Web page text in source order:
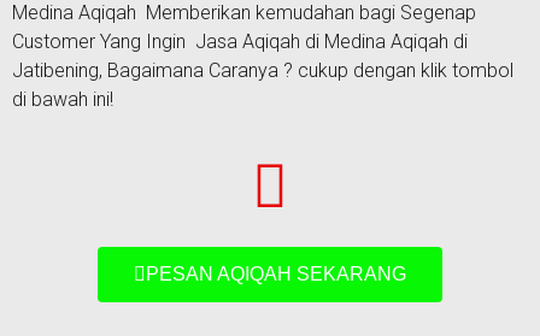
Medina Aqiqah Memberikan kemudahan bagi Segenap
Customer Yang Ingin Jasa Aqiqah di Medina Aqiqah di
Jatibening, Bagaimana Caranya ? cukup dengan klik tombol
di bawah ini!
PESAN AQIQAH SEKARANG